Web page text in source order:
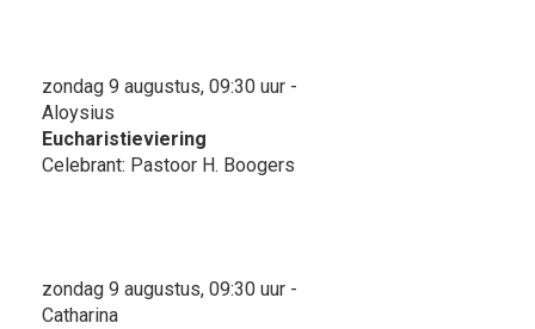
zondag 9 augustus, 09:30 uur -
Aloysius
Eucharistieviering
Celebrant: Pastoor H. Boogers
zondag 9 augustus, 09:30 uur -
Catharina